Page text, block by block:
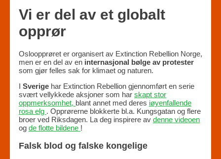
Vi er del av et globalt
opprør
Osloopprøret er organisert av Extinction Rebellion Norge,
men er en del av en internasjonal bølge av protester
som gjør felles sak for klimaet og naturen.
I Sverige har Extinction Rebellion gjennomført en serie
svært vellykkede aksjoner som har skapt stor
oppmerksomhet, blant annet med deres iøyenfallende
rosa elg . Opprørerne blokkerte bl.a. Kungsgatan og flere
broer ved Riksdagen. La deg inspirere av denne videoen
og de flotte bildene !
Falsk blod og falske kongelige